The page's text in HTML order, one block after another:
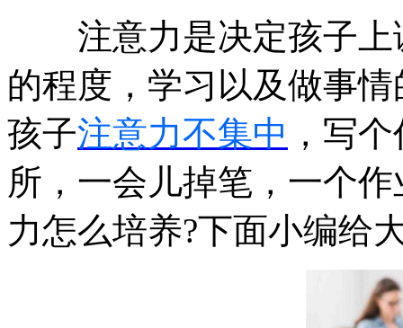
注意力是决定孩子上
的程度，学习以及做事
孩子注意力不集中 ，写
所，一会儿掉笔，一个
力怎么培养?下面小编给